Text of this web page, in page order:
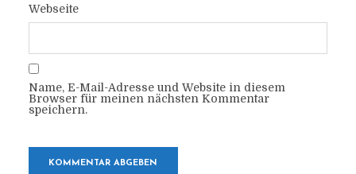
Webseite
Name, E-Mail-Adresse und Website in diesem
Browser für meinen nächsten Kommentar
speichern.